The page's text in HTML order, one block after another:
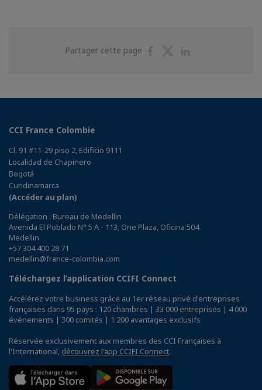
Partager cette page
PartagerPartager
CCI France Colombie
Cl. 91 #11-29 piso 2, Edificio 9111
Localidad de Chapinero
Bogotá
Cundinamarca
(Accéder au plan)
Délégation : Bureau de Medellin
Avenida El Poblado N° 5 A - 113, One Plaza, Oficina 504
Medellin
+57 304 400 28 71
medellin@france-colombia.com
Téléchargez l’application CCIFI Connect
Accélérez votre business grâce au 1er réseau privé d'entreprises
françaises dans 95 pays : 120 chambres | 33 000 entreprises | 4 000
événements | 300 comités | 1 200 avantages exclusifs
Réservée exclusivement aux membres des CCI Françaises à
l'International, découvrez l'app CCIFI Connect.